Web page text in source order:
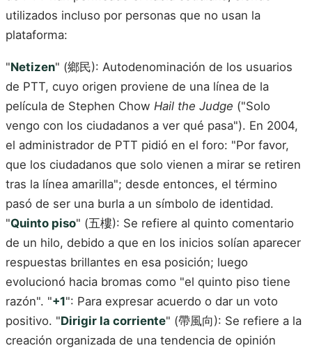
utilizados incluso por personas que no usan la
plataforma:
"Netizen" (鄉民): Autodenominación de los usuarios
de PTT, cuyo origen proviene de una línea de la
película de Stephen Chow Hail the Judge ("Solo
vengo con los ciudadanos a ver qué pasa"). En 2004,
el administrador de PTT pidió en el foro: "Por favor,
que los ciudadanos que solo vienen a mirar se retiren
tras la línea amarilla"; desde entonces, el término
pasó de ser una burla a un símbolo de identidad.
"Quinto piso" (五樓): Se refiere al quinto comentario
de un hilo, debido a que en los inicios solían aparecer
respuestas brillantes en esa posición; luego
evolucionó hacia bromas como "el quinto piso tiene
razón". "+1": Para expresar acuerdo o dar un voto
positivo. "Dirigir la corriente" (帶風向): Se refiere a la
creación organizada de una tendencia de opinión